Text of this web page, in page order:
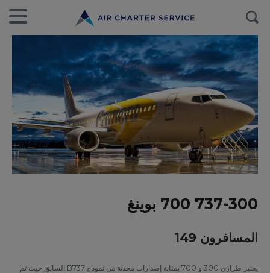
737-300 700 بوينغ
المسافرون 149
يعتبر طرازي 300 و 700 بمثابة إصدارات محدثة من نموذج B737 السابق حيث تم